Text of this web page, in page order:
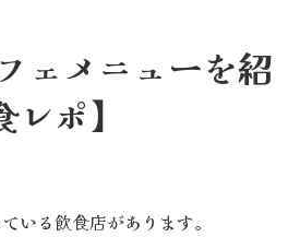
ェメニューを紹
ポ】
いる飲食店があります。